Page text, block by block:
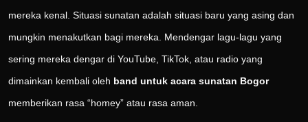
mereka kenal. Situasi sunatan adalah situasi baru yang asing dan
mungkin menakutkan bagi mereka. Mendengar lagu-lagu yang
sering mereka dengar di YouTube, TikTok, atau radio yang
dimainkan kembali oleh band untuk acara sunatan Bogor
memberikan rasa “homey” atau rasa aman.